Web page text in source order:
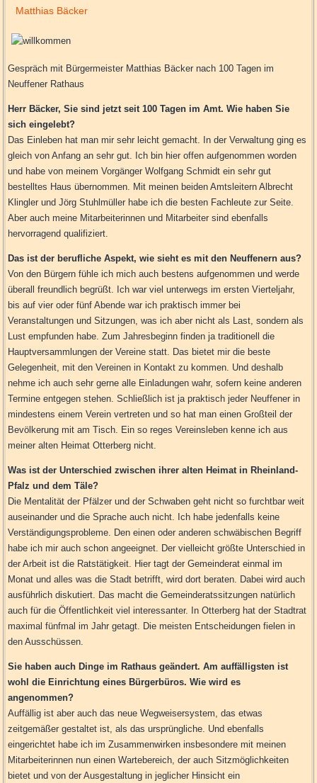
Matthias Bäcker
Gespräch mit Bürgermeister Matthias Bäcker nach 100 Tagen im
Neuffener Rathaus
Herr Bäcker, Sie sind jetzt seit 100 Tagen im Amt. Wie haben Sie
sich eingelebt?
Das Einleben hat man mir sehr leicht gemacht. In der Verwaltung ging es
gleich von Anfang an sehr gut. Ich bin hier offen aufgenommen worden
und habe von meinem Vorgänger Wolfgang Schmidt ein sehr gut
bestelltes Haus übernommen. Mit meinen beiden Amtsleitern Albrecht
Klingler und Jörg Stuhlmüller habe ich die besten Fachleute zur Seite.
Aber auch meine Mitarbeiterinnen und Mitarbeiter sind ebenfalls
hervorragend qualifiziert.
Das ist der berufliche Aspekt, wie sieht es mit den Neuffenern aus?
Von den Bürgern fühle ich mich auch bestens aufgenommen und werde
überall freundlich begrüßt. Ich war viel unterwegs im ersten Vierteljahr,
bis auf vier oder fünf Abende war ich praktisch immer bei
Veranstaltungen und Sitzungen, was ich aber nicht als Last, sondern als
Lust empfunden habe. Zum Jahresbeginn finden ja traditionell die
Hauptversammlungen der Vereine statt. Das bietet mir die beste
Gelegenheit, mit den Vereinen in Kontakt zu kommen. Und deshalb
nehme ich auch sehr gerne alle Einladungen wahr, sofern keine anderen
Termine entgegen stehen. Schließlich ist ja praktisch jeder Neuffener in
mindestens einem Verein vertreten und so hat man einen Großteil der
Bevölkerung mit am Tisch. Ein so reges Vereinsleben kenne ich aus
meiner alten Heimat Otterberg nicht.
Was ist der Unterschied zwischen ihrer alten Heimat in Rheinland-
Pfalz und dem Täle?
Die Mentalität der Pfälzer und der Schwaben geht nicht so furchtbar weit
auseinander und die Sprache auch nicht. Ich habe jedenfalls keine
Verständigungsprobleme. Den einen oder anderen schwäbischen Begriff
habe ich mir auch schon angeeignet. Der vielleicht größte Unterschied in
der Arbeit ist die Ratstätigkeit. Hier tagt der Gemeinderat einmal im
Monat und alles was die Stadt betrifft, wird dort beraten. Dabei wird auch
ausführlich diskutiert. Das macht die Gemeinderatssitzungen natürlich
auch für die Öffentlichkeit viel interessanter. In Otterberg hat der Stadtrat
maximal fünfmal im Jahr getagt. Die meisten Entscheidungen fielen in
den Ausschüssen.
Sie haben auch Dinge im Rathaus geändert. Am auffälligsten ist
wohl die Einrichtung eines Bürgerbüros. Wie wird es
angenommen?
Auffällig ist aber auch das neue Wegweisersystem, das etwas
zeitgemäßer gestaltet ist, als das ursprüngliche. Und ebenfalls
eingerichtet habe ich im Zusammenwirken insbesondere mit meinen
Mitarbeiterinnen nun einen Wartebereich, der auch Sitzmöglichkeiten
bietet und von der Ausgestaltung in jeglicher Hinsicht ein